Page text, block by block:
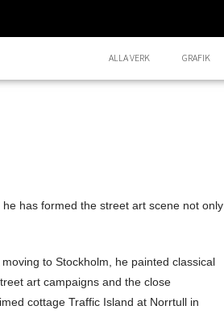
ALLA VERK GRAFIK
he has formed the street art scene not only
to Stockholm, he painted classical
art campaigns and the close
cottage Traffic Island at Norrtull in